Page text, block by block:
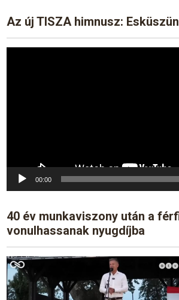
Az új TISZA himnusz:
00:00
40 év munkaviszony után a
vonulhassanak nyugdíjba